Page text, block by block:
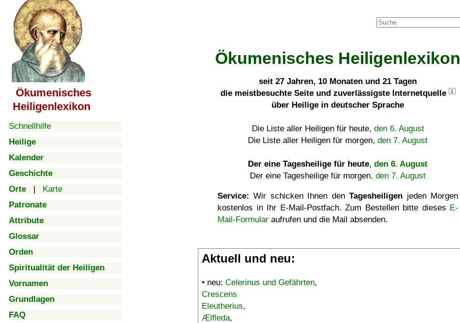
Ökumenisches
Heiligenlexikon
Schnellhilfe
Heilige
Kalender
Geschichte
Orte | Karte
Patronate
Attribute
Glossar
Orden
Spiritualität der Heiligen
Vornamen
Grundlagen
FAQ
Ökumenisches Heiligenlexikon
seit 27 Jahren, 10 Monaten und 21 Tagen
die meistbesuchte Seite und zuverlässigste Internetquelle
1
über Heilige in deutscher Sprache
Die Liste aller Heiligen für heute, den 6. August
Die Liste aller Heiligen für morgen, den 7. August
Der eine Tagesheilige für heute, den 6. August
Der eine Tagesheilige für morgen, den 7. August
Service: Wir schicken Ihnen denTagesheiligen jeden Morgen
kostenlos in Ihr E-Mail-Postfach. Zum Bestellen bitte dieses E-
Mail-Formular aufrufen und die Mail absenden.
Aktuell und neu:
• neu: Celerinus und Gefährten,
Crescens
Eleutherius,
Ælfleda,